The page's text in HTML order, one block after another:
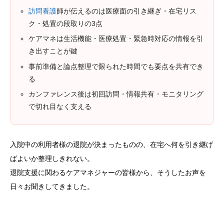
訪問看護師が伝えるのは医療面の引き継ぎ・在宅リス
ク・処置の段取りの3点
ケアマネは生活機能・医療処置・緊急時対応の情報を引
き出すことが鍵
事前準備と論点整理で限られた時間でも要点を共有でき
る
カンファレンス後は初回訪問・情報共有・モニタリング
で切れ目なく支える
入院中の利用者様の退院が決まったものの、在宅へ何を引き継げ
ばよいか整理しきれない。
退院支援に関わるケアマネジャーの皆様から、そうしたお声を
日々お聞きしてきました。